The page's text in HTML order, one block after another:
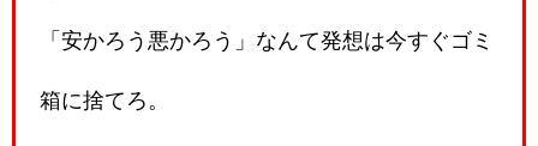
「安かろう悪かろう」なんて発想は今すぐゴミ
箱に捨てろ。